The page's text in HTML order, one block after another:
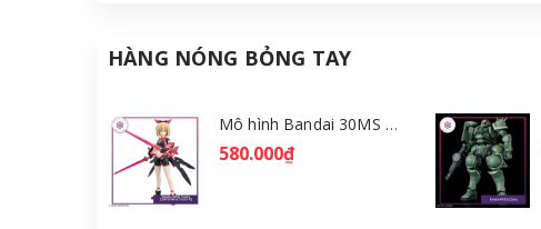
HÀNG NÓNG BỎNG TAY
Mô hình Bandai 30MS Tiasha (Dahlia Wear) [Color B] [GDB] [30MS]
580.000₫